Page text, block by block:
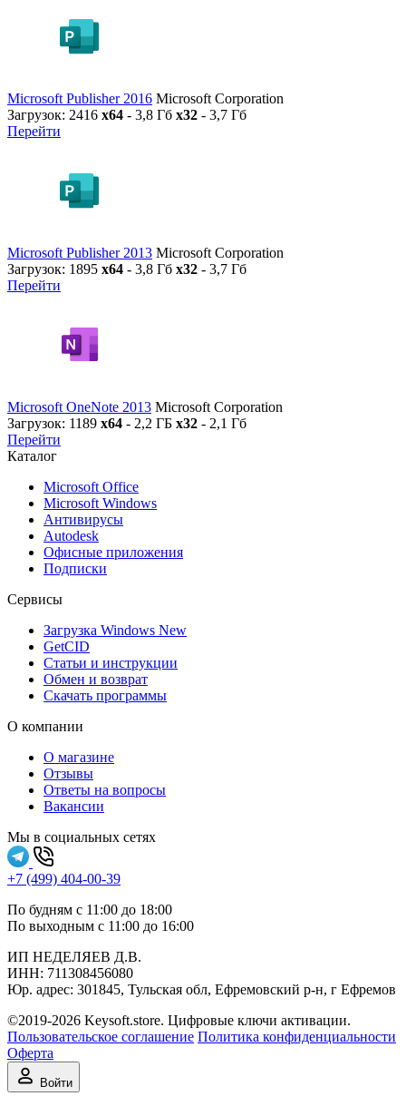
Microsoft Publisher 2016 Microsoft Corporation
Загрузок: 2416 x64 - 3,8 Гб x32 - 3,7 Гб
Перейти
Microsoft Publisher 2013 Microsoft Corporation
Загрузок: 1895 x64 - 3,8 Гб x32 - 3,7 Гб
Перейти
Microsoft OneNote 2013 Microsoft Corporation
Загрузок: 1189 x64 - 2,2 ГБ x32 - 2,1 Гб
Перейти
Каталог
Microsoft Office
Microsoft Windows
Антивирусы
Autodesk
Офисные приложения
Подписки
Сервисы
Загрузка Windows New
GetCID
Статьи и инструкции
Обмен и возврат
Скачать программы
О компании
О магазине
Отзывы
Ответы на вопросы
Вакансии
Мы в социальных сетях
+7 (499) 404-00-39
По будням с 11:00 до 18:00
По выходным с 11:00 до 16:00
ИП НЕДЕЛЯЕВ Д.В.
ИНН: 711308‍456080
Юр. адрес: 301845, Тульская обл, Ефремовский р-н, г Ефремов
©2019-2026 Keysoft.store. Цифровые ключи активации.
Пользовательское соглашение Политика конфиденциальности
Оферта
Войти